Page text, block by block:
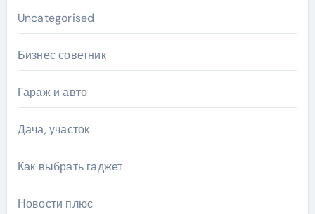
Uncategorised
Бизнес советник
Гараж и авто
Дача, участок
Как выбрать гаджет
Новости плюс